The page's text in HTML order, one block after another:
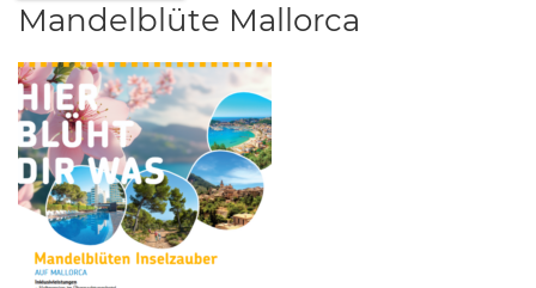
Mandelblüte Mallorca